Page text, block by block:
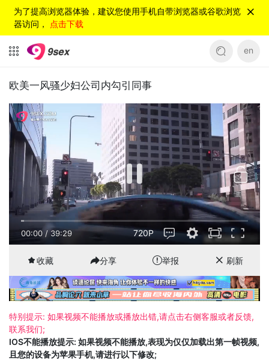
为了提高浏览器体验，建议您使用手机自带浏览器或谷歌浏览
器访问， 点击下载
en
欧美一风骚少妇公司内勾引同事
00:00 /39:29 720P
收藏 分享 举报 刷新
特别提示: 如果视频不能播放或播放出错,请点击右侧客服或者反馈,
联系我们;
IOS不能播放提示: 如果视频不能播放,表现为仅仅加载出第一帧视频,
且您的设备为苹果手机,请进行以下修改;